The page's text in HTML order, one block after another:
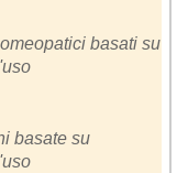
basati su
basate su